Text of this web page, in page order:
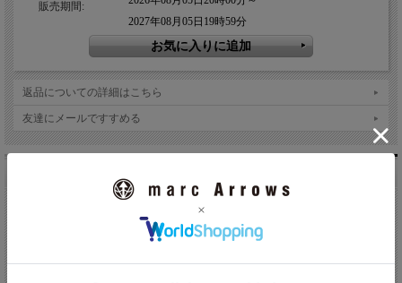
販売期間:
2027年08月05日19時59分
返品についての詳細はこちら
友達にメールですすめる
こちらもオススメです。